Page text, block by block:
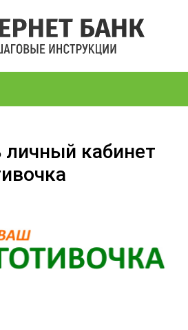
личный кабинет